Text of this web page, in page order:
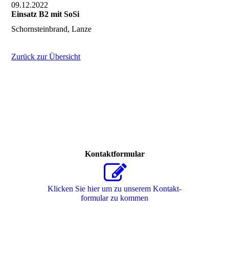
09.12.2022
Einsatz B2 mit SoSi
Schornsteinbrand, Lanze
Zurück zur Übersicht
Kontaktformular
Klicken Sie hier um zu unserem Kon­takt­
for­mu­lar zu kommen